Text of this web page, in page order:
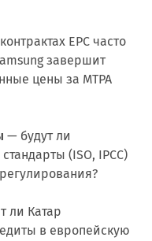
EPC часто
завершит
цены за MTPA
— будут ли
(ISO, IPCC)
ли Катар
в европейскую